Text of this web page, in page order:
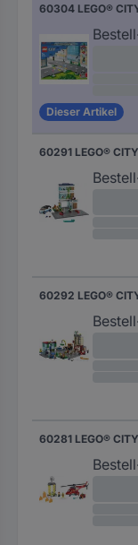
60304 LEGO®
Dieser Artikel
60291 LEGO®
60292 LEGO®
60281 LEGO®